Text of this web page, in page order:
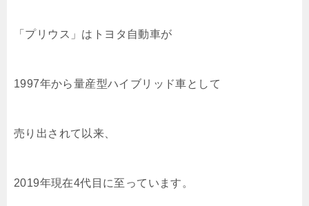
「プリウス」はトヨタ自動車が
1997年から量産型ハイブリッド車として
売り出されて以来、
2019年現在4代目に至っています。